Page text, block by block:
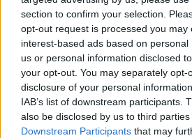
section to confirm your selection.
opt-out request is processed you may
interest-based ads based on
us or personal information disclosed
your opt-out. You may separately opt-
disclosure of your personal
IAB’s list of downstream participants.
also be disclosed by us to third
Downstream Participants that may
4 Άλμα σε μήκος με φόρα
5
Ρίψη σφαίρας (7,275 χλγ.).
όρος ρίψης με το δεξί και με το
αριστερό χέρι.
6 Ελεύθερη κολύμβηση 50 μ.